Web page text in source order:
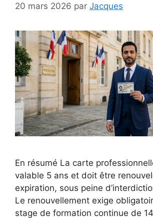
20 mars 2026 par Jacques
En résumé La carte
valable 5 ans et doit être
expiration, sous peine
Le renouvellement exige
stage de formation continue de